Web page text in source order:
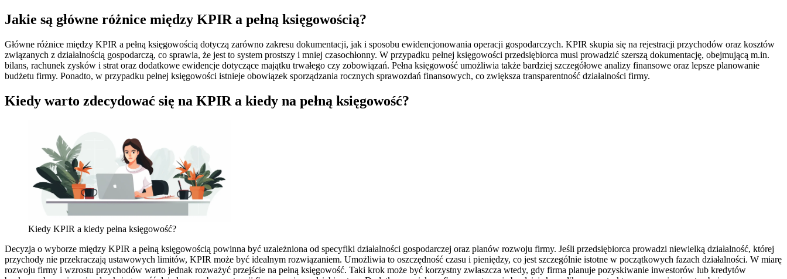
Jakie są główne różnice między KPIR a pełną księgowością?
Główne różnice między KPIR a pełną księgowością dotyczą zarówno zakresu dokumentacji, jak i sposobu ewidencjonowania operacji gospodarczych. KPIR skupia się na rejestracji przychodów oraz kosztów
związanych z działalnością gospodarczą, co sprawia, że jest to system prostszy i mniej czasochłonny. W przypadku pełnej księgowości przedsiębiorca musi prowadzić szerszą dokumentację, obejmującą m.in.
bilans, rachunek zysków i strat oraz dodatkowe ewidencje dotyczące majątku trwałego czy zobowiązań. Pełna księgowość umożliwia także bardziej szczegółowe analizy finansowe oraz lepsze planowanie
budżetu firmy. Ponadto, w przypadku pełnej księgowości istnieje obowiązek sporządzania rocznych sprawozdań finansowych, co zwiększa transparentność działalności firmy.
Kiedy warto zdecydować się na KPIR a kiedy na pełną księgowość?
Kiedy KPIR a kiedy pełna księgowość?
Decyzja o wyborze między KPIR a pełną księgowością powinna być uzależniona od specyfiki działalności gospodarczej oraz planów rozwoju firmy. Jeśli przedsiębiorca prowadzi niewielką działalność, której
przychody nie przekraczają ustawowych limitów, KPIR może być idealnym rozwiązaniem. Umożliwia to oszczędność czasu i pieniędzy, co jest szczególnie istotne w początkowych fazach działalności. W miarę
rozwoju firmy i wzrostu przychodów warto jednak rozważyć przejście na pełną księgowość. Taki krok może być korzystny zwłaszcza wtedy, gdy firma planuje pozyskiwanie inwestorów lub kredytów